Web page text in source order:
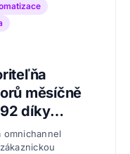
měsíčně
díky
omnichannel